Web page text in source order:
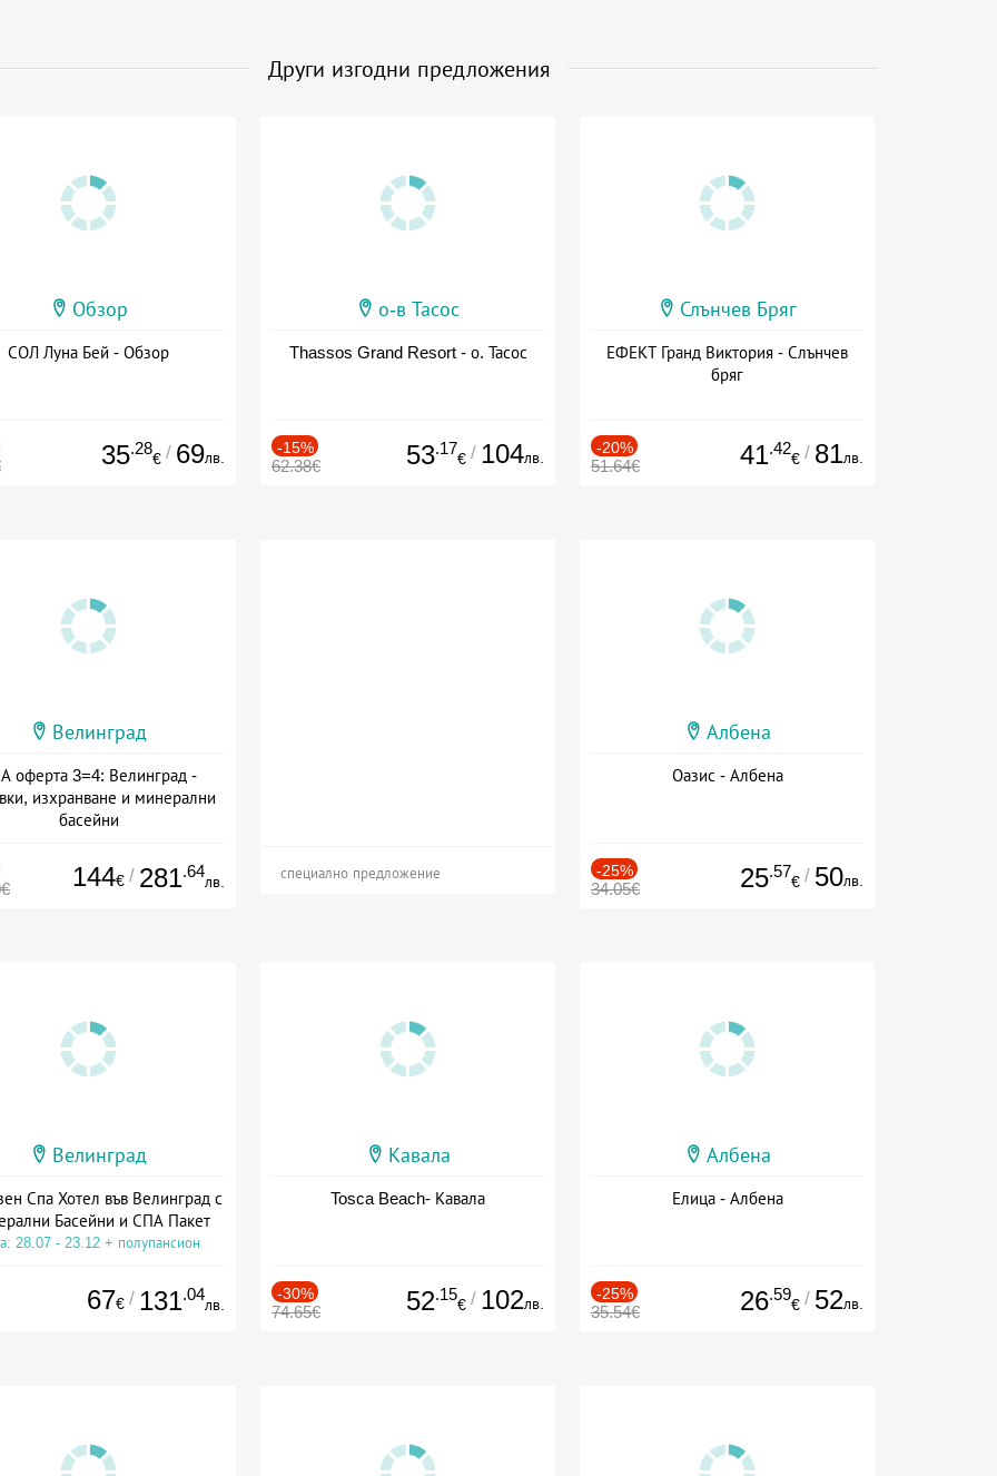
Други изгодни предложения
Обзор
СОЛ Луна Бей - Обзор
35.28
€ / 69лв.
о-в Тасос
Thassos Grand Resort - о. Тасос
-15%
62.38€ 53.17
€ / 104лв.
Слънчев Бряг
ЕФЕКТ Гранд Виктория - Слънчев
бряг
-20%
51.64€ 41.42
€ / 81лв.
Велинград
оферта 3=4: Велинград -
изхранване и минерални
басейни
144€ / 281.64
лв. специално предложение
Албена
Оазис - Албена
-25%
34.05€ 25.57
€ / 50лв.
Велинград
Спа Хотел във Велинград с
Басейни и СПА Пакет
28.07 - 23.12 + полупансион
67€ / 131.04
лв.
Кавала
Tosca Beach- Кавала
-30%
74.65€ 52.15
€ / 102лв.
Албена
Елица - Албена
-25%
35.54€ 26.59
€ / 52лв.